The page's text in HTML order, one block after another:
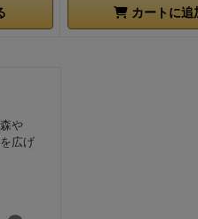
カートに追
や
広げ